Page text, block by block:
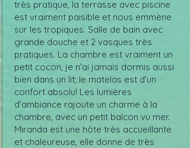
très pratique, la terrasse avec piscine
est vraiment paisible et nous emmène
sur les tropiques. Salle de bain avec
grande douche et 2 vasques très
pratiques. La chambre est vraiment un
petit cocon, je n’ai jamais dormis aussi
bien dans un lit; le matelas est d’un
confort absolu! Les lumières
d’ambiance rajoute un charme à la
chambre, avec un petit balcon vu mer.
Miranda est une hôte très accueillante
et chaleureuse, elle donne de très